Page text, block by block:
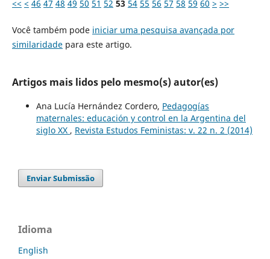
<< < 46 47 48 49 50 51 52 53 54 55 56 57 58 59 60 > >>
Você também pode iniciar uma pesquisa avançada por
similaridadepara este artigo.
Artigos mais lidos pelo mesmo(s) autor(es)
Ana Lucía Hernández Cordero, Pedagogías
maternales: educación y control en la Argentina del
siglo XX , Revista Estudos Feministas: v. 22 n. 2 (2014)
Enviar Submissão
Idioma
English